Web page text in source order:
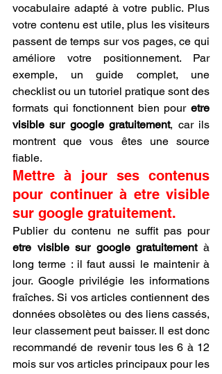
vocabulaire adapté à votre public. Plus
votre contenu est utile, plus les visiteurs
passent de temps sur vos pages, ce qui
améliore votre positionnement. Par
exemple, un guide complet, une
checklist ou un tutoriel pratique sont des
formats qui fonctionnent bien pour etre
visible sur google gratuitement, car ils
montrent que vous êtes une source
fiable.
Mettre à jour ses contenus
pour continuer à etre visible
sur google gratuitement.
Publier du contenu ne suffit pas pour
etre visible sur google gratuitement à
long terme : il faut aussi le maintenir à
jour. Google privilégie les informations
fraîches. Si vos articles contiennent des
données obsolètes ou des liens cassés,
leur classement peut baisser. Il est donc
recommandé de revenir tous les 6 à 12
mois sur vos articles principaux pour les